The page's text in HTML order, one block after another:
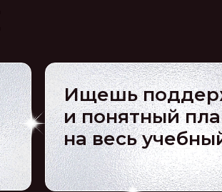
Ищешь
и понятный
на весь